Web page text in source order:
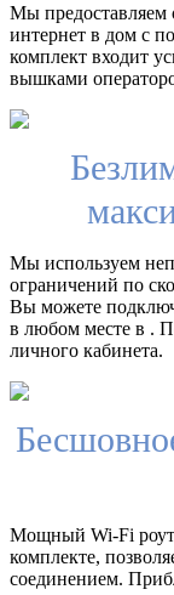
Мы предоставляем
интернет в дом с
комплект входит
вышками
Мы используем
ограничений по
Вы можете
в любом месте в .
личного кабинета.
Мощный Wi-Fi
комплекте,
соединением.